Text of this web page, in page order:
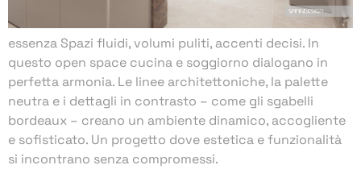
essenza Spazi fluidi, volumi puliti, accenti decisi. In
questo open space cucina e soggiorno dialogano in
perfetta armonia. Le linee architettoniche, la palette
neutra e i dettagli in contrasto – come gli sgabelli
bordeaux – creano un ambiente dinamico, accogliente
e sofisticato. Un progetto dove estetica e funzionalità
si incontrano senza compromessi.